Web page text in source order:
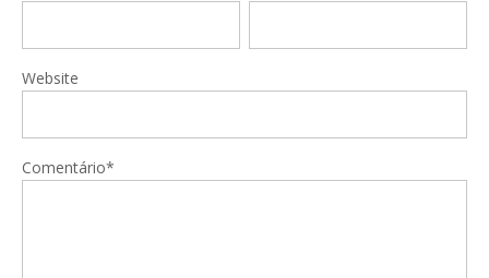
Website
Comentário*